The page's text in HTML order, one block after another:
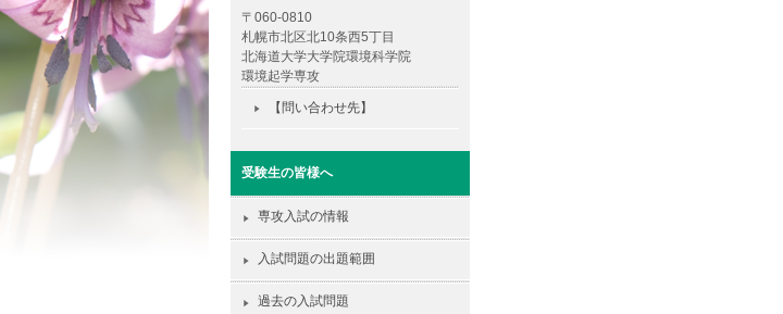
〒060-0810
札幌市北区北10条西5丁目
北海道大学大学院環境科学院
環境起学専攻
【問い合わせ先】
受験生の皆様へ
専攻入試の情報
入試問題の出題範囲
過去の入試問題